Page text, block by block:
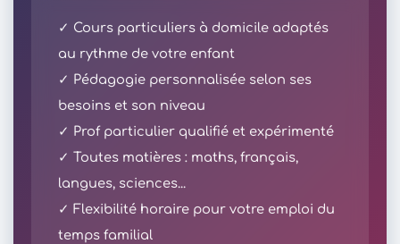
✓ Cours particuliers à domicile adaptés
au rythme de votre enfant
✓ Pédagogie personnalisée selon ses
besoins et son niveau
✓ Prof particulier qualifié et expérimenté
✓ Toutes matières : maths, français,
langues, sciences...
✓ Flexibilité horaire pour votre emploi du
temps familial